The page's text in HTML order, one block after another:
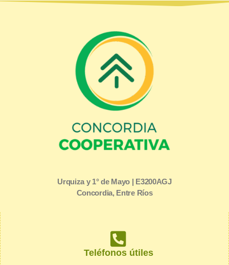
Urquiza y 1° de Mayo | E3200AGJ
Concordia, Entre Ríos
Teléfonos útiles